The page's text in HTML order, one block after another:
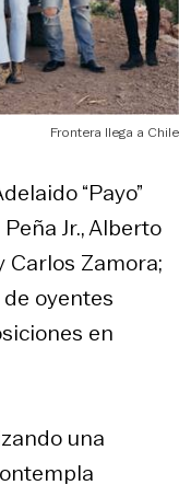
Frontera llega a Chile
“Payo”
Jr., Alberto
Carlos Zamora;
oyentes
en
una